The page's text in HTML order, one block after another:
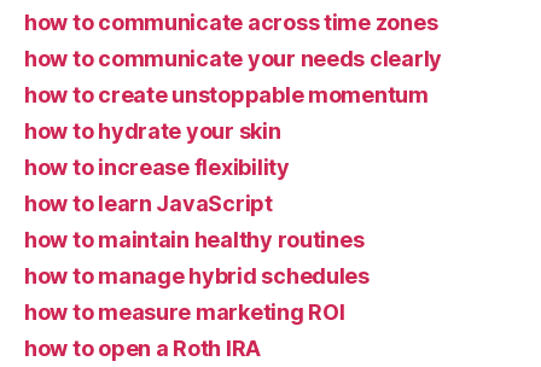
how to communicate across time zones
how to communicate your needs clearly
how to create unstoppable momentum
how to hydrate your skin
how to increase flexibility
how to learn JavaScript
how to maintain healthy routines
how to manage hybrid schedules
how to measure marketing ROI
how to open a Roth IRA